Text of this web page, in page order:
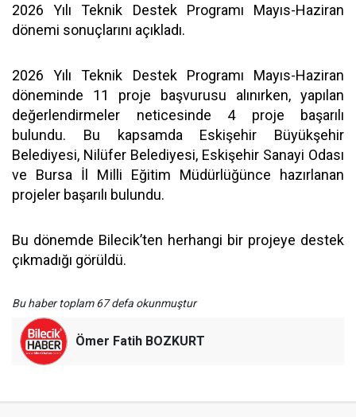
2026 Yılı Teknik Destek Programı Mayıs-Haziran
dönemi sonuçlarını açıkladı.
2026 Yılı Teknik Destek Programı Mayıs-Haziran
döneminde 11 proje başvurusu alınırken, yapılan
değerlendirmeler neticesinde 4 proje başarılı
bulundu. Bu kapsamda Eskişehir Büyükşehir
Belediyesi, Nilüfer Belediyesi, Eskişehir Sanayi Odası
ve Bursa İl Milli Eğitim Müdürlüğünce hazırlanan
projeler başarılı bulundu.
Bu dönemde Bilecik’ten herhangi bir projeye destek
çıkmadığı görüldü.
Bu haber toplam 67 defa okunmuştur
Ömer Fatih BOZKURT